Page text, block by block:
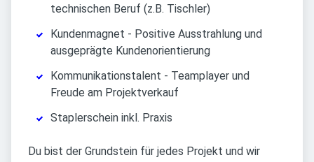
technischen Beruf (z.B. Tischler)
Kundenmagnet - Positive Ausstrahlung und
ausgeprägte Kundenorientierung
Kommunikationstalent - Teamplayer und
Freude am Projektverkauf
Staplerschein inkl. Praxis
Du bist der Grundstein für jedes Projekt und wir